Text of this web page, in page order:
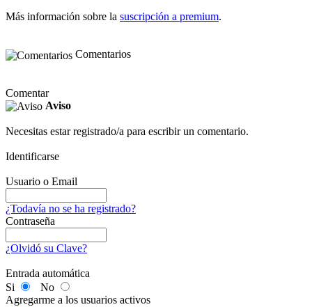
Más información sobre la suscripción a premium.
Comentarios
Comentar
Aviso
Necesitas estar registrado/a para escribir un comentario.
Identificarse
Usuario o Email
¿Todavía no se ha registrado?
Contraseña
¿Olvidó su Clave?
Entrada automática
Si
No
Agregarme a los usuarios activos